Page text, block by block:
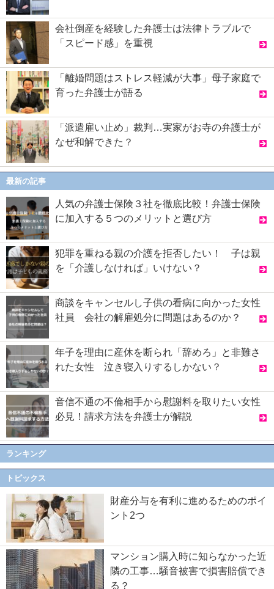
会社倒産を経験した弁護士は法律トラブルで
「スピード感」を重視
「離婚問題はストレス軽減が大事」母子家庭で
育った弁護士が語る
「派遣雇い止め」裁判…実家がお寺の弁護士が
なぜ和解できた？
最新の記事
人気の弁護士保険３社を徹底比較！弁護士保険
に加入する５つのメリットと選び方
犯罪を重ねる親の介護を拒否したい！ 子は親
を「介護しなければ」いけない？
商談をキャンセルし子供の看病に向かった女性
社員 会社の解雇処分に問題はあるのか？
年子を理由に産休を断られ「辞めろ」と非難さ
れた女性 泣き寝入りするしかない？
音信不通の不倫相手から慰謝料を取りたい女性
必見！請求方法を弁護士が解説
ランキング
トピックス
財産分与を有利に進めるためのポイ
ント2つ
マンション購入時に知らなかった近
隣の工事…騒音被害で損害賠償でき
る？